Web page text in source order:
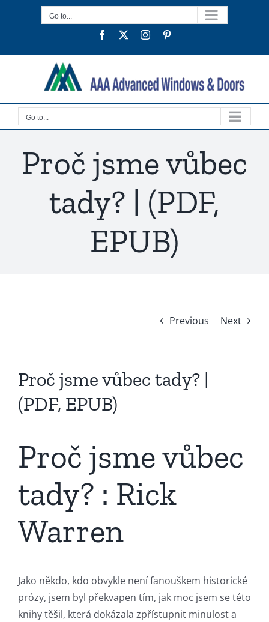
Go to...
Facebook
TwitterInstagram
Go to...
Proč jsme vůbec
tady? | (PDF,
EPUB)
Previous Next
Proč jsme vůbec tady? |
(PDF, EPUB)
Proč jsme vůbec
tady? : Rick
Warren
Jako někdo, kdo obvykle není fanouškem historické
prózy, jsem byl překvapen tím, jak moc jsem se této
knihy těšil, která dokázala zpřístupnit minulost a